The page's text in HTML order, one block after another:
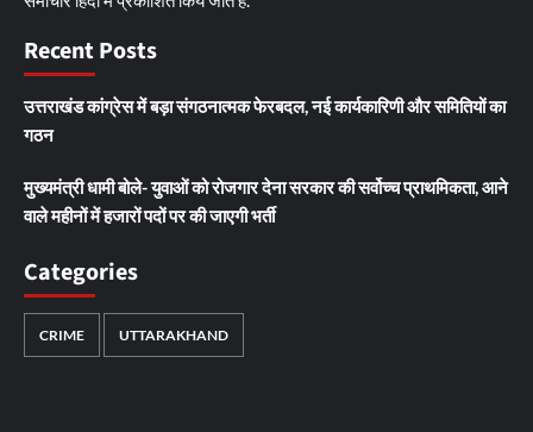
Recent Posts
उत्तराखंड कांग्रेस में बड़ा संगठनात्मक फेरबदल, नई कार्यकारिणी और समितियों का
गठन
मुख्यमंत्री धामी बोले- युवाओं को रोजगार देना सरकार की सर्वोच्च प्राथमिकता, आने
वाले महीनों में हजारों पदों पर की जाएगी भर्ती
Categories
CRIME UTTARAKHAND